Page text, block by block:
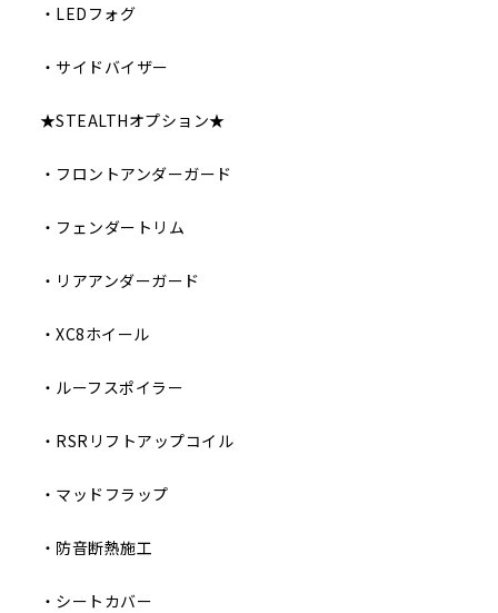
・LEDフォグ
・サイドバイザー
★STEALTHオプション★
・フロントアンダーガード
・フェンダートリム
・リアアンダーガード
・XC8ホイール
・ルーフスポイラー
・RSRリフトアップコイル
・マッドフラップ
・防音断熱施工
・シートカバー